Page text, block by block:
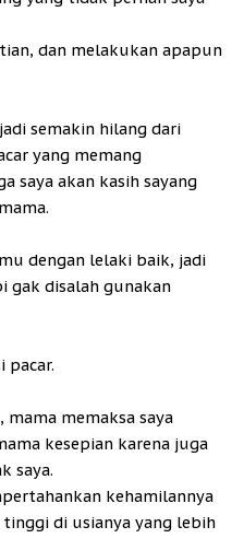
dan melakukan apapun
semakin hilang dari
yang memang
saya akan kasih sayang
dengan lelaki baik, jadi
gak disalah gunakan
pacar.
memaksa saya
kesepian karena juga
saya.
kehamilannya
di usianya yang lebih